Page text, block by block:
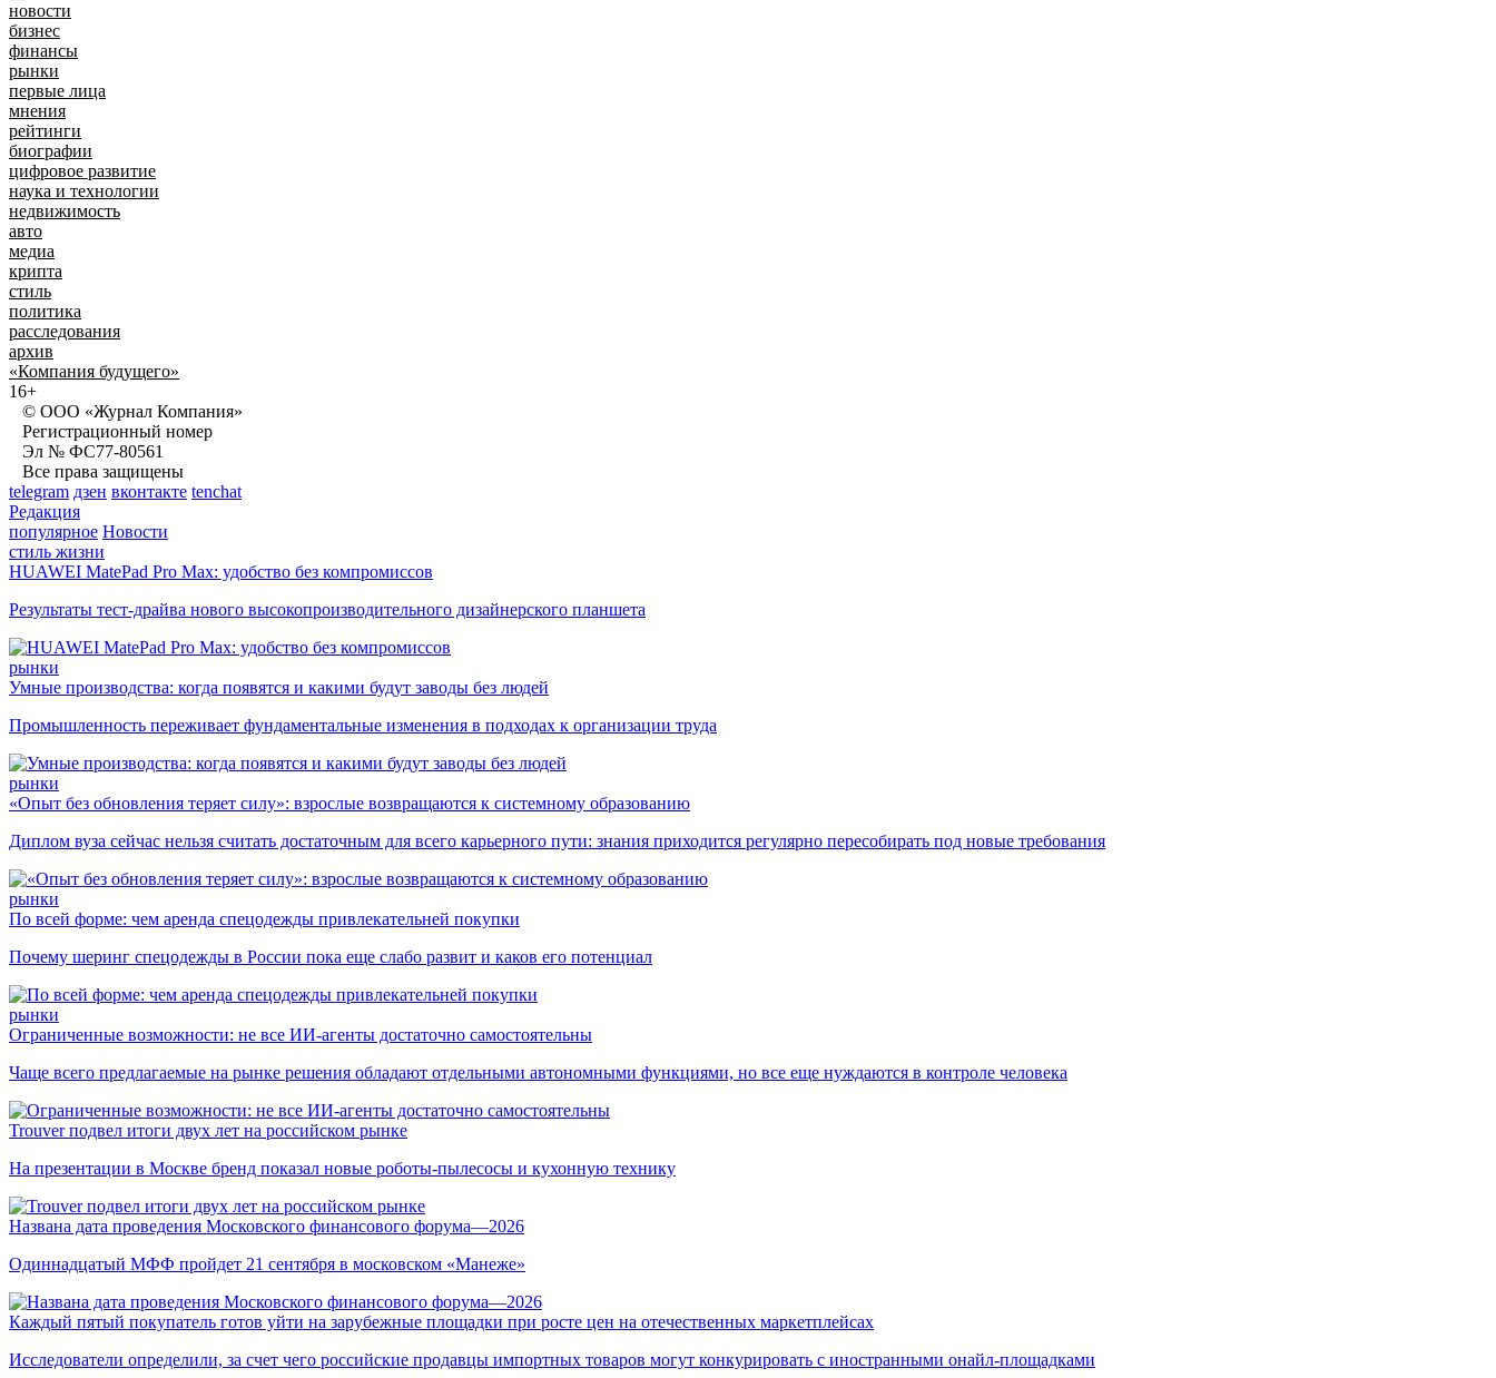
новости
бизнес
финансы
рынки
первые лица
мнения
рейтинги
биографии
цифровое развитие
наука и технологии
недвижимость
авто
медиа
крипта
стиль
политика
расследования
архив
«Компания будущего»
16+
© ООО «Журнал Компания»
Регистрационный номер
Эл № ФС77-80561
Все права защищены
telegram дзен вконтакте tenchat
Редакция
популярное Новости
стиль жизни
HUAWEI MatePad Pro Max: удобство без компромиссов
Результаты тест-драйва нового высокопроизводительного дизайнерского планшета
рынки
Умные производства: когда появятся и какими будут заводы без людей
Промышленность переживает фундаментальные изменения в подходах к организации труда
рынки
«Опыт без обновления теряет силу»: взрослые возвращаются к системному образованию
Диплом вуза сейчас нельзя считать достаточным для всего карьерного пути: знания приходится регулярно пересобирать под новые требования
рынки
По всей форме: чем аренда спецодежды привлекательней покупки
Почему шеринг спецодежды в России пока еще слабо развит и каков его потенциал
рынки
Ограниченные возможности: не все ИИ-агенты достаточно самостоятельны
Чаще всего предлагаемые на рынке решения обладают отдельными автономными функциями, но все еще нуждаются в контроле человека
Trouver подвел итоги двух лет на российском рынке
На презентации в Москве бренд показал новые роботы-пылесосы и кухонную технику
Названа дата проведения Московского финансового форума—2026
Одиннадцатый МФФ пройдет 21 сентября в московском «Манеже»
Каждый пятый покупатель готов уйти на зарубежные площадки при росте цен на отечественных маркетплейсах
Исследователи определили, за счет чего российские продавцы импортных товаров могут конкурировать с иностранными онайл-площадками